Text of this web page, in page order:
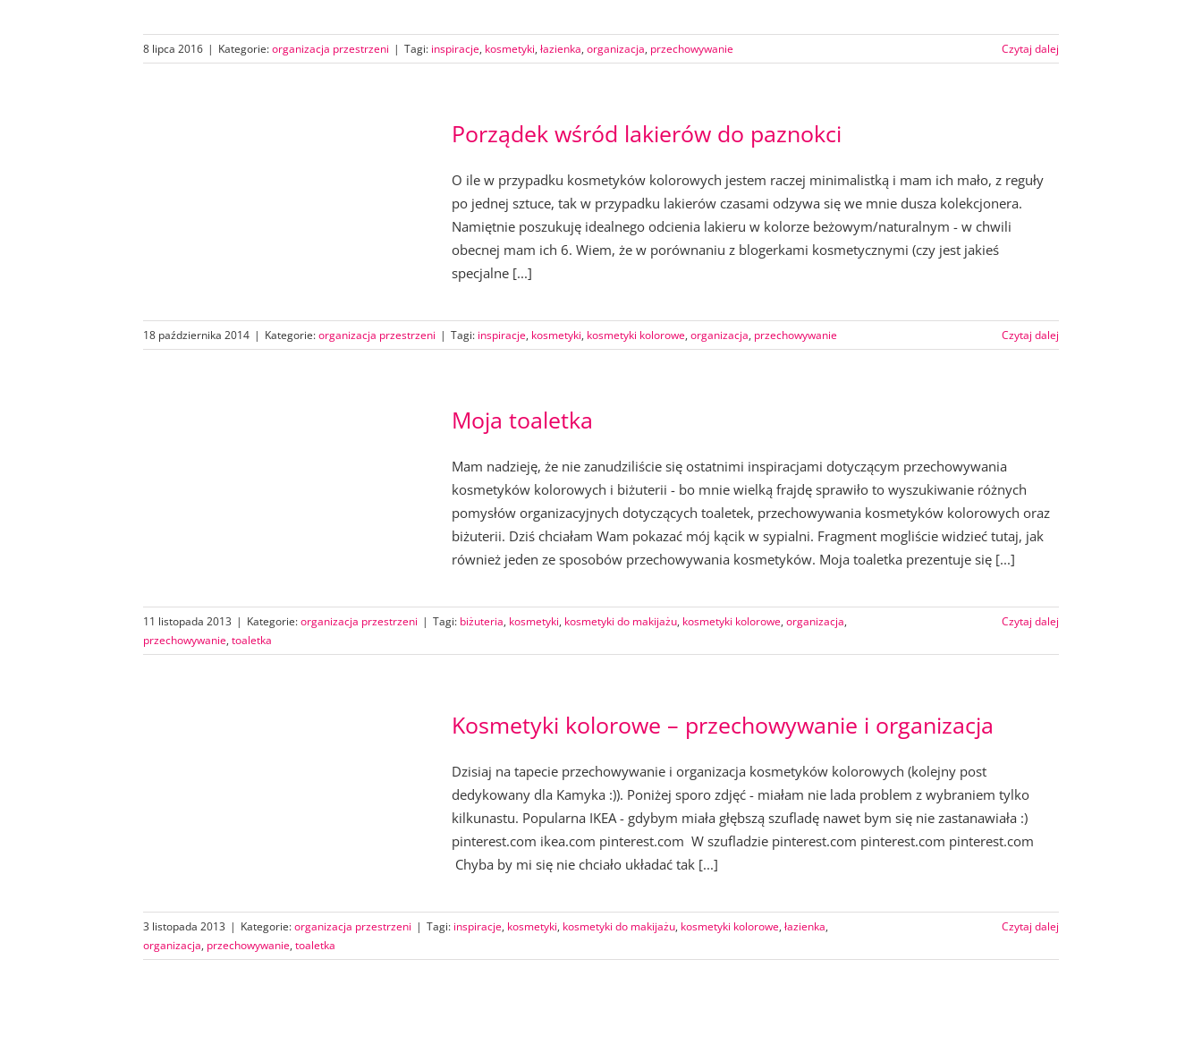
8 lipca 2016 | Kategorie:organizacja przestrzeni | Tagi: inspiracje, kosmetyki, łazienka, organizacja, przechowywanie Czytaj dalej
Porządek wśród lakierów do paznokci
O ile w przypadku kosmetyków kolorowych jestem raczej minimalistką i mam ich mało, z reguły
po jednej sztuce, tak w przypadku lakierów czasami odzywa się we mnie dusza kolekcjonera.
Namiętnie poszukuję idealnego odcienia lakieru w kolorze beżowym/naturalnym - w chwili
obecnej mam ich 6. Wiem, że w porównaniu z blogerkami kosmetycznymi (czy jest jakieś
specjalne [...]
18 października 2014 | Kategorie:organizacja przestrzeni | Tagi: inspiracje, kosmetyki, kosmetyki kolorowe, organizacja, przechowywanie Czytaj dalej
Moja toaletka
Mam nadzieję, że nie zanudziliście się ostatnimi inspiracjami dotyczącym przechowywania
kosmetyków kolorowych i biżuterii - bo mnie wielką frajdę sprawiło to wyszukiwanie różnych
pomysłów organizacyjnych dotyczących toaletek, przechowywania kosmetyków kolorowych oraz
biżuterii. Dziś chciałam Wam pokazać mój kącik w sypialni. Fragment mogliście widzieć tutaj, jak
również jeden ze sposobów przechowywania kosmetyków. Moja toaletka prezentuje się [...]
11 listopada 2013 | Kategorie:organizacja przestrzeni | Tagi: biżuteria, kosmetyki, kosmetyki do makijażu, kosmetyki kolorowe, organizacja,
przechowywanie, toaletka
Czytaj dalej
Kosmetyki kolorowe – przechowywanie i organizacja
Dzisiaj na tapecie przechowywanie i organizacja kosmetyków kolorowych (kolejny post
dedykowany dla Kamyka :)). Poniżej sporo zdjęć - miałam nie lada problem z wybraniem tylko
kilkunastu. Popularna IKEA - gdybym miała głębszą szufladę nawet bym się nie zastanawiała :)
pinterest.com ikea.com pinterest.com W szufladzie pinterest.com pinterest.com pinterest.com
Chyba by mi się nie chciało układać tak [...]
3 listopada 2013 | Kategorie:organizacja przestrzeni | Tagi: inspiracje, kosmetyki, kosmetyki do makijażu, kosmetyki kolorowe, łazienka,
organizacja, przechowywanie, toaletka
Czytaj dalej